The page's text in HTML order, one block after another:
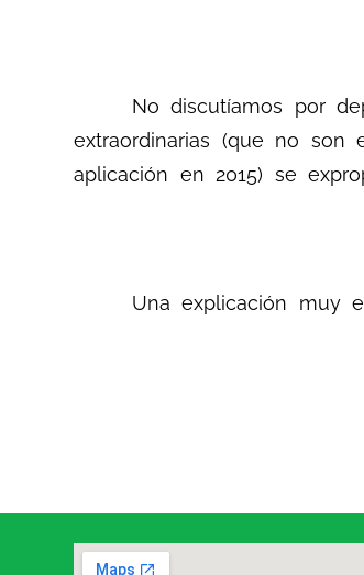
No discutíamos por
extraordinarias (que no son
aplicación en 2015) se
Una explicación muy